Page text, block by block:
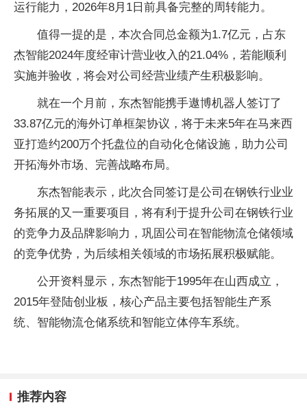
运行能力，2026年8月1日前具备完整的周转能力。
值得一提的是，本次合同总金额为1.7亿元，占东
杰智能2024年度经审计营业收入的21.04%，若能顺利
实施并验收，将会对公司经营业绩产生积极影响。
就在一个月前，东杰智能携手遨博机器人签订了
33.87亿元的海外订单框架协议，将于未来5年在马来西
亚打造约200万个托盘位的自动化仓储设施，助力公司
开拓海外市场、完善战略布局。
东杰智能表示，此次合同签订是公司在钢铁行业业
务拓展的又一重要项目，将有利于提升公司在钢铁行业
的竞争力及品牌影响力，巩固公司在智能物流仓储领域
的竞争优势，为后续相关领域的市场拓展积极赋能。
公开资料显示，东杰智能于1995年在山西成立，
2015年登陆创业板，核心产品主要包括智能生产系
统、智能物流仓储系统和智能立体停车系统。
推荐内容